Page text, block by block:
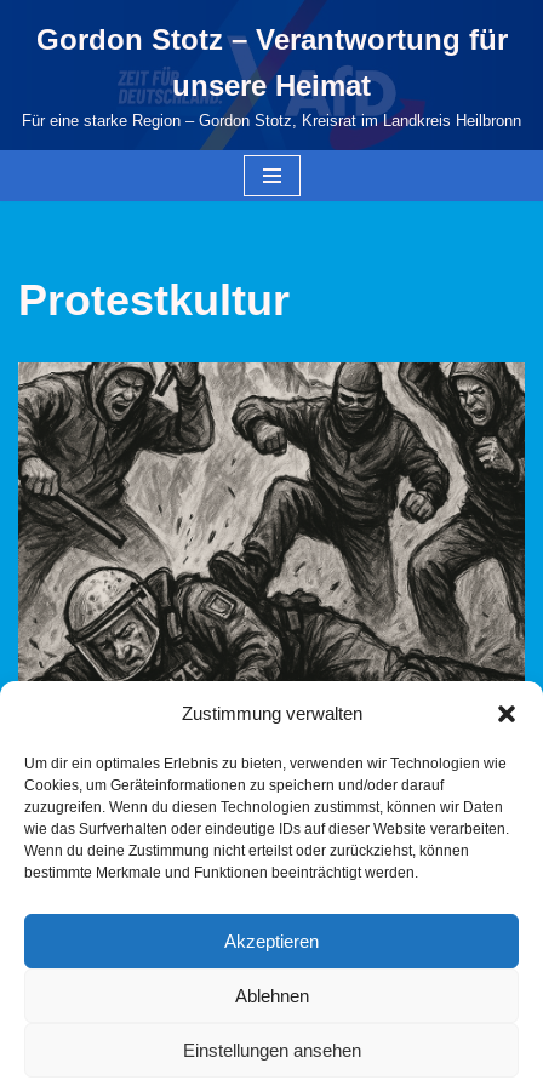
Zustimmung verwalten
Um dir ein optimales Erlebnis zu bieten, verwenden wir Technologien wie
Cookies, um Geräteinformationen zu speichern und/oder darauf
zuzugreifen. Wenn du diesen Technologien zustimmst, können wir Daten
wie das Surfverhalten oder eindeutige IDs auf dieser Website verarbeiten.
Wenn du deine Zustimmung nicht erteilst oder zurückziehst, können
bestimmte Merkmale und Funktionen beeinträchtigt werden.
Akzeptieren
Ablehnen
Einstellungen ansehen
springen
Gordon Stotz – Verantwortung für
unsere Heimat
Für eine starke Region – Gordon Stotz, Kreisrat im Landkreis Heilbronn
Protestkultur
wolle Deutschland hat sich selbst zur moralischen Supermacht
erhoben. Wir retten das Klima, wir…Weiterlesen »